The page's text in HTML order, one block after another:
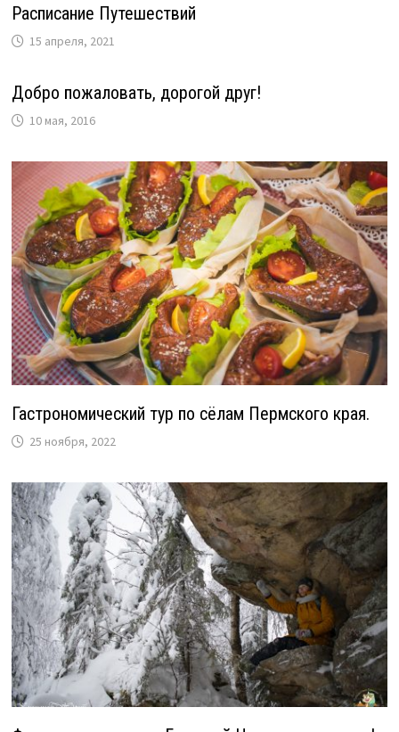
Расписание Путешествий
15 апреля, 2021
Добро пожаловать, дорогой друг!
10 мая, 2016
Гастрономический тур по сёлам Пермского края.
25 ноября, 2022